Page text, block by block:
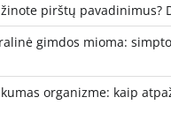
pirštų pavadinimus?
gimdos mioma:
organizme: kaip